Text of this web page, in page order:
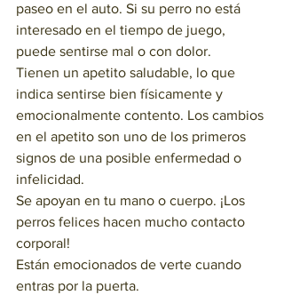
paseo en el auto. Si su perro no está
interesado en el tiempo de juego,
puede sentirse mal o con dolor.
Tienen un apetito saludable, lo que
indica sentirse bien físicamente y
emocionalmente contento. Los cambios
en el apetito son uno de los primeros
signos de una posible enfermedad o
infelicidad.
Se apoyan en tu mano o cuerpo. ¡Los
perros felices hacen mucho contacto
corporal!
Están emocionados de verte cuando
entras por la puerta.